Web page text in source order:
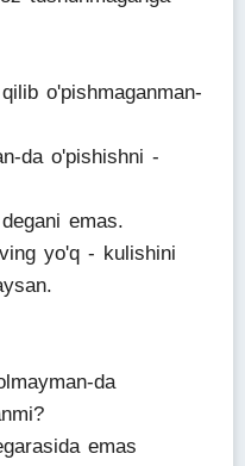
o'pishmaganman-
da o'pishishni -
emas.
yo'q - kulishini
da
emas